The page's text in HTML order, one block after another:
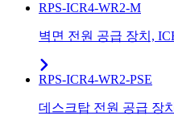
RPS-ICR4-WR2-M
벽면 전원 공급 장치,
RPS-ICR4-WR2-PSE
데스크탑 전원 공급 장